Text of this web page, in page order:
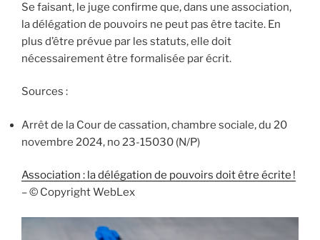
Se faisant, le juge confirme que, dans une association,
la délégation de pouvoirs ne peut pas être tacite. En
plus d’être prévue par les statuts, elle doit
nécessairement être formalisée par écrit.
Sources :
Arrêt de la Cour de cassation, chambre sociale, du 20
novembre 2024, no 23-15030 (N/P)
Association : la délégation de pouvoirs doit être écrite !
– © Copyright WebLex